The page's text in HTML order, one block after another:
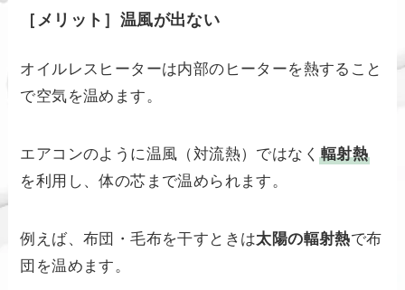
［メリット］温風が出ない
オイルレスヒーターは内部のヒーターを熱すること
で空気を温めます。
エアコンのように温風（対流熱）ではなく輻射熱
を利用し、体の芯まで温められます。
例えば、布団・毛布を干すときは太陽の輻射熱で布
団を温めます。